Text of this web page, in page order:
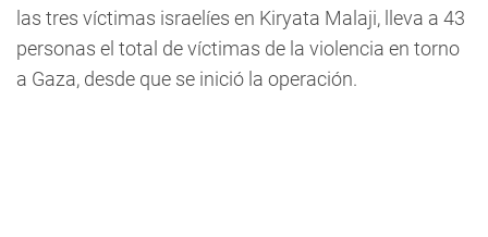
las tres víctimas israelíes en Kiryata Malaji, lleva a 43
personas el total de víctimas de la violencia en torno
a Gaza, desde que se inició la operación.